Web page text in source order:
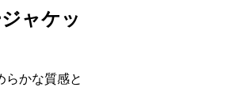
ャケッ
らかな質感と